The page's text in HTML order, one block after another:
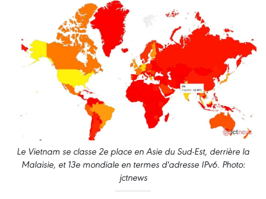
Le Vietnam se classe 2e place en Asie du Sud-Est, derrière la
Malaisie, et 13e mondiale en termes d'adresse IPv6. Photo:
jctnews